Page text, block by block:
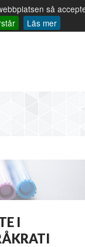
så
Läs mer
08-410 320 00
I